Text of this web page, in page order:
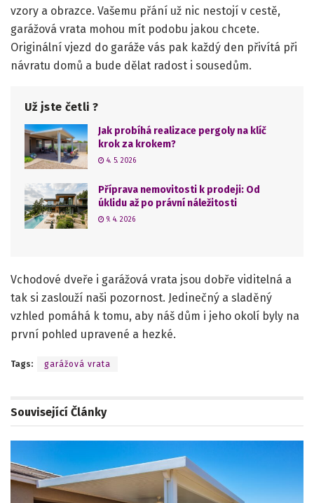
vzory a obrazce. Vašemu přání už nic nestojí v cestě,
garážová vrata mohou mít podobu jakou chcete.
Originální vjezd do garáže vás pak každý den přivítá při
návratu domů a bude dělat radost i sousedům.
Už jste četli ?
Jak probíhá realizace pergoly na klíč
krok za krokem?
4. 5. 2026
Příprava nemovitosti k prodeji: Od
úklidu až po právní náležitosti
9. 4. 2026
Vchodové dveře i garážová vrata jsou dobře viditelná a
tak si zaslouží naši pozornost. Jedinečný a sladěný
vzhled pomáhá k tomu, aby náš dům i jeho okolí byly na
první pohled upravené a hezké.
Tags: garážová vrata
Související Články